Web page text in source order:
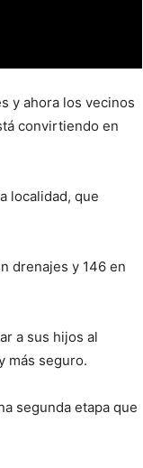
y ahora los vecinos
convirtiendo en
localidad, que
drenajes y 146 en
a sus hijos al
más seguro.
segunda etapa que